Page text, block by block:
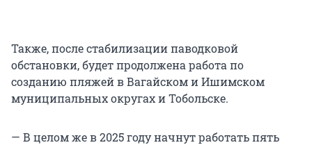
Также, после стабилизации паводковой
обстановки, будет продолжена работа по
созданию пляжей в Вагайском и Ишимском
муниципальных округах и Тобольске.
— В целом же в 2025 году начнут работать пять